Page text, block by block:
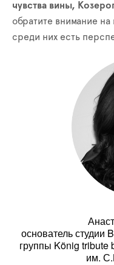
чувства вины,
обратите внимание
среди них есть
основатель студии
группы König tribute
им.